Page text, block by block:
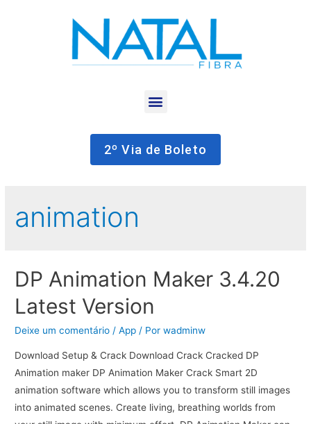
2º Via de Boleto
animation
DP Animation Maker 3.4.20
Latest Version
Deixe um comentário /App / Porwadminw
Download Setup & Crack Download Crack Cracked DP
Animation maker DP Animation Maker Crack Smart 2D
animation software which allows you to transform still images
into animated scenes. Create living, breathing worlds from